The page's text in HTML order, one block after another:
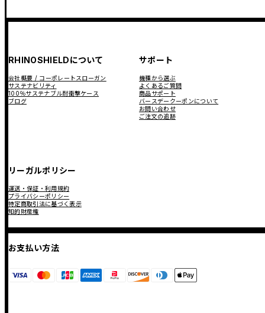
RHINOSHIELDについて
会社概要 / コーポレートスローガン
サステナビリティ
100％サステナブル耐衝撃ケース
ブログ
サポート
機種から選ぶ
よくあるご質問
商品サポート
バースデークーポンについて
お問い合わせ
ご注文の追跡
リーガルポリシー
運送・保証・利用規約
プライバシーポリシー
特定商取引法に基づく表示
知的財産権
お支払い方法